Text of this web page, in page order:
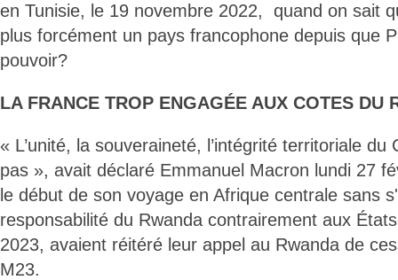
en Tunisie, le 19 novembre 2022, quand on sait
plus forcément un pays francophone depuis que
pouvoir?
LA FRANCE TROP ENGAGÉE AUX COTES DU
« L’unité, la souveraineté, l’intégrité territoriale
pas », avait déclaré Emmanuel Macron lundi 27
le début de son voyage en Afrique centrale sans
responsabilité du Rwanda contrairement aux
2023, avaient réitéré leur appel au Rwanda de
M23.